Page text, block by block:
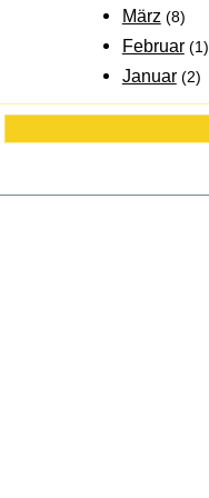
März (8)
Februar (1)
Januar (2)